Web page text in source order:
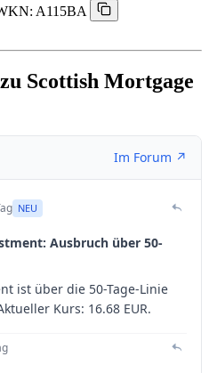
A115BA
Scottish Mortgage